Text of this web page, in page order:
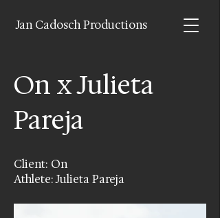
Jan Cadosch Productions
On x Julieta
Pareja
Client: On
Athlete: Julieta Pareja